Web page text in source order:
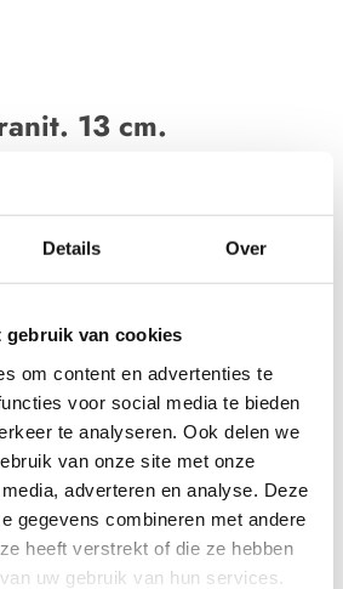
Details Over
gebruik van cookies
om content en advertenties te
voor social media te bieden
te analyseren. Ook delen we
van onze site met onze
adverteren en analyse. Deze
gegevens combineren met andere
heeft verstrekt of die ze hebben
uw gebruik van hun services.
13 cm.
d'Inno Cuisinno est parfait pour
épices, de l'ail et plus encore. Grâce
de moudre des ingrédients durs
du cumin et bien plus encore,
manière optimale l'arôme et la
le mortier pour le pesto, la pâte
à l'ail et les vinaigrettes. Laver le